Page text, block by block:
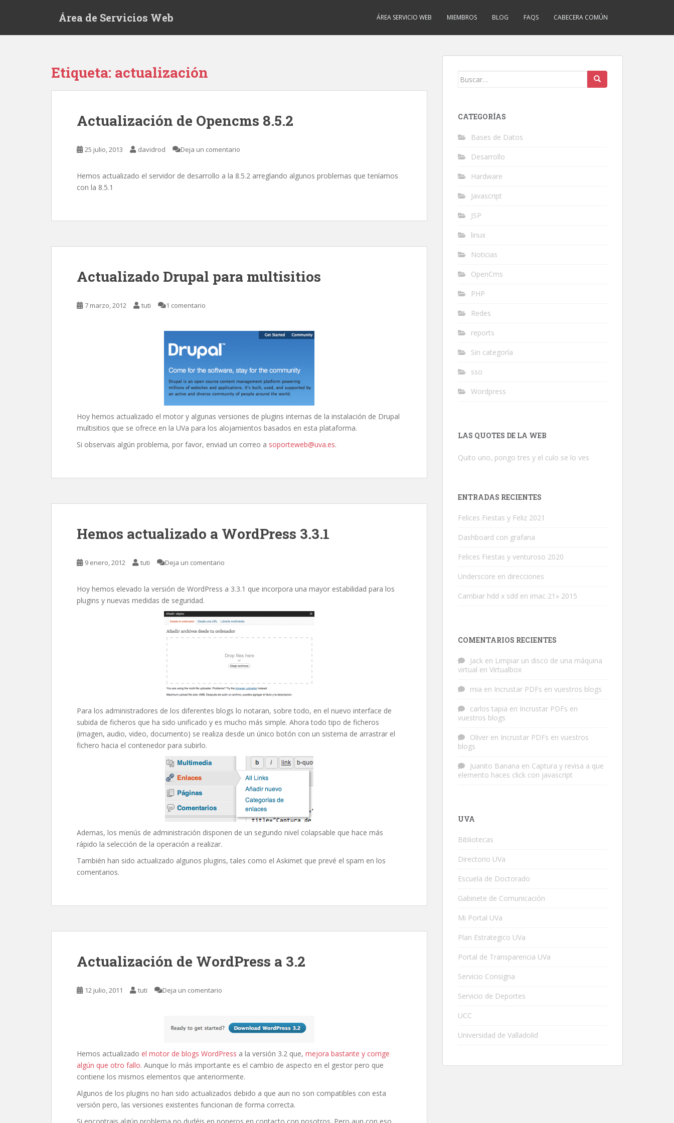
Área de Servicios Web ÁREA SERVICIO WEB MIEMBROS BLOG FAQS CABECERA COMÚN
Etiqueta: actualización
Actualización de Opencms 8.5.2
25 julio, 2013 davidrod Deja un comentario
Hemos actualizado el servidor de desarrollo a la 8.5.2 arreglando algunos problemas que teníamos
con la 8.5.1
Actualizado Drupal para multisitios
7 marzo, 2012 tuti 1 comentario
Hoy hemos actualizado el motor y algunas versiones de plugins internas de la instalación de Drupal
multisitios que se ofrece en la UVa para los alojamientos basados en esta plataforma.
Si observais algún problema, por favor, enviad un correo a soporteweb@uva.es.
Hemos actualizado a WordPress 3.3.1
9 enero, 2012 tuti Deja un comentario
Hoy hemos elevado la versión de WordPress a 3.3.1 que incorpora una mayor estabilidad para los
plugins y nuevas medidas de seguridad.
Para los administradores de los diferentes blogs lo notaran, sobre todo, en el nuevo interface de
subida de ficheros que ha sido unificado y es mucho más simple. Ahora todo tipo de ficheros
(imagen, audio, video, documento) se realiza desde un único botón con un sistema de arrastrar el
fichero hacia el contenedor para subirlo.
Ademas, los menús de administración disponen de un segundo nivel colapsable que hace más
rápido la selección de la operación a realizar.
También han sido actualizado algunos plugins, tales como el Askimet que prevé el spam en los
comentarios.
Actualización de WordPress a 3.2
12 julio, 2011 tuti Deja un comentario
Hemos actualizado el motor de blogs WordPress a la versión 3.2 que, mejora bastante y corrige
algún que otro fallo. Aunque lo más importante es el cambio de aspecto en el gestor pero que
contiene los mismos elementos que anteriormente.
Algunos de los plugins no han sido actualizados debido a que aun no son compatibles con esta
versión pero, las versiones existentes funcionan de forma correcta.
Buscar:
CATEGORÍAS
Bases de Datos
Desarrollo
Hardware
Javascript
JSP
linux
Noticias
OpenCms
PHP
Redes
reports
Sin categoría
sso
Wordpress
LAS QUOTES DE LA WEB
Quito uno, pongo tres y el culo se lo ves
ENTRADAS RECIENTES
Felices Fiestas y Feliz 2021
Dashboard con grafana
Felices Fiestas y venturoso 2020
Underscore en direcciones
Cambiar hdd x sdd en imac 21» 2015
COMENTARIOS RECIENTES
Jack en Limpiar un disco de una máquina
virtual en Virtualbox
mia en Incrustar PDFs en vuestros blogs
carlos tapia en Incrustar PDFs en
vuestros blogs
Oliver en Incrustar PDFs en vuestros
blogs
Juanito Banana en Captura y revisa a que
elemento haces click con javascript
UVA
Bibliotecas
Directorio UVa
Escuela de Doctorado
Gabinete de Comunicación
Mi Portal UVa
Plan Estrategico UVa
Portal de Transparencia UVa
Servicio Consigna
Servicio de Deportes
UCC
Universidad de Valladolid